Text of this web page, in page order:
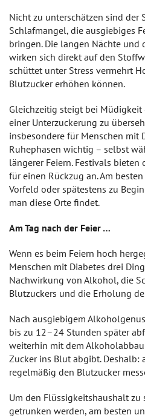
Nicht zu unterschätzen sind der
Schlafmangel, die ausgiebiges
bringen. Die langen Nächte und
wirken sich direkt auf den
schüttet unter Stress vermehrt
Blutzucker erhöhen können.
Gleichzeitig steigt bei Müdigkeit
einer Unterzuckerung zu
insbesondere für Menschen mit
Ruhephasen wichtig – selbst
längerer Feiern. Festivals
für einen Rückzug an. Am
Vorfeld oder spätestens zu
man diese Orte findet.
Am Tag nach der Feier …
Wenn es beim Feiern hoch
Menschen mit Diabetes drei
Nachwirkung von Alkohol, die
Blutzuckers und die Erholung
Nach ausgiebigem
bis zu 12–24 Stunden später
weiterhin mit dem
Zucker ins Blut abgibt. Deshalb:
regelmäßig den Blutzucker
Um den Flüssigkeitshaushalt
getrunken werden, am besten